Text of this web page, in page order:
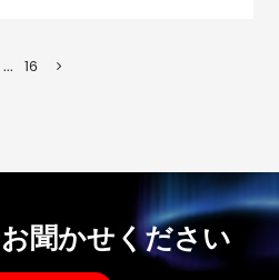
... 16
聞かせください